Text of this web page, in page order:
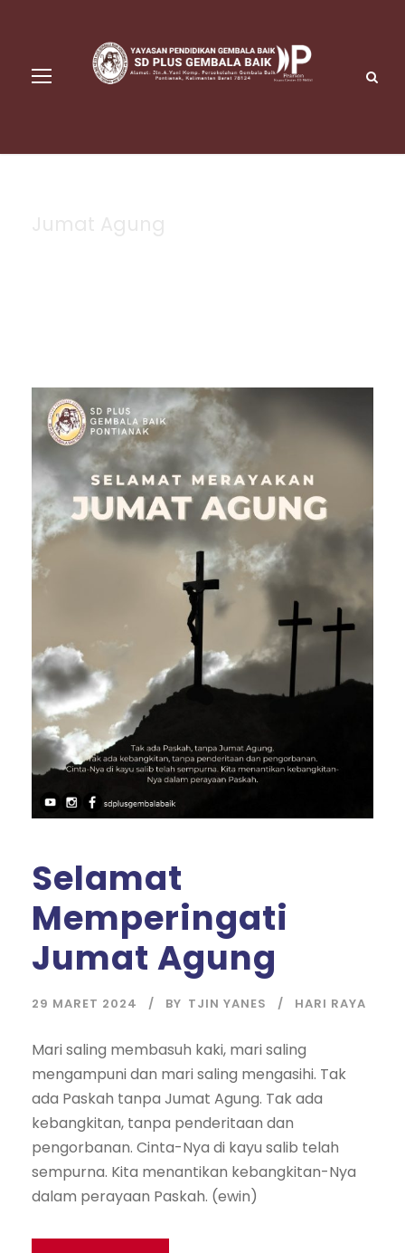
Selamat
Memperingati
Jumat Agung
29 MARET 2024 BY TJIN YANES HARI RAYA
Mari saling membasuh kaki, mari saling
mengampuni dan mari saling mengasihi. Tak
ada Paskah tanpa Jumat Agung. Tak ada
kebangkitan, tanpa penderitaan dan
pengorbanan. Cinta-Nya di kayu salib telah
sempurna. Kita menantikan kebangkitan-Nya
dalam perayaan Paskah. (ewin)